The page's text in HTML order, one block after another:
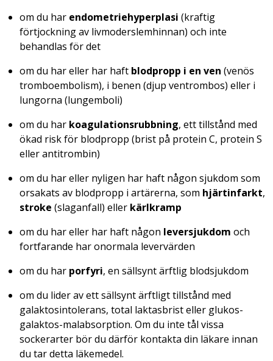
om du har endometriehyperplasi (kraftig
förtjockning av livmoderslemhinnan) och inte
behandlas för det
om du har eller har haft blodpropp i en ven (venös
tromboembolism), i benen (djup ventrombos) eller i
lungorna (lungemboli)
om du har koagulationsrubbning, ett tillstånd med
ökad risk för blodpropp (brist på protein C, protein S
eller antitrombin)
om du har eller nyligen har haft någon sjukdom som
orsakats av blodpropp i artärerna, som hjärtinfarkt,
stroke (slaganfall) eller kärlkramp
om du har eller har haft någon leversjukdom och
fortfarande har onormala levervärden
om du har porfyri, en sällsynt ärftlig blodsjukdom
om du lider av ett sällsynt ärftligt tillstånd med
galaktosintolerans, total laktasbrist eller glukos-
galaktos-malabsorption. Om du inte tål vissa
sockerarter bör du därför kontakta din läkare innan
du tar detta läkemedel.